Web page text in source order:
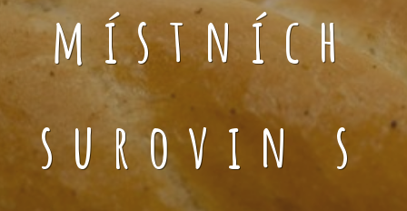
místních
surovin s